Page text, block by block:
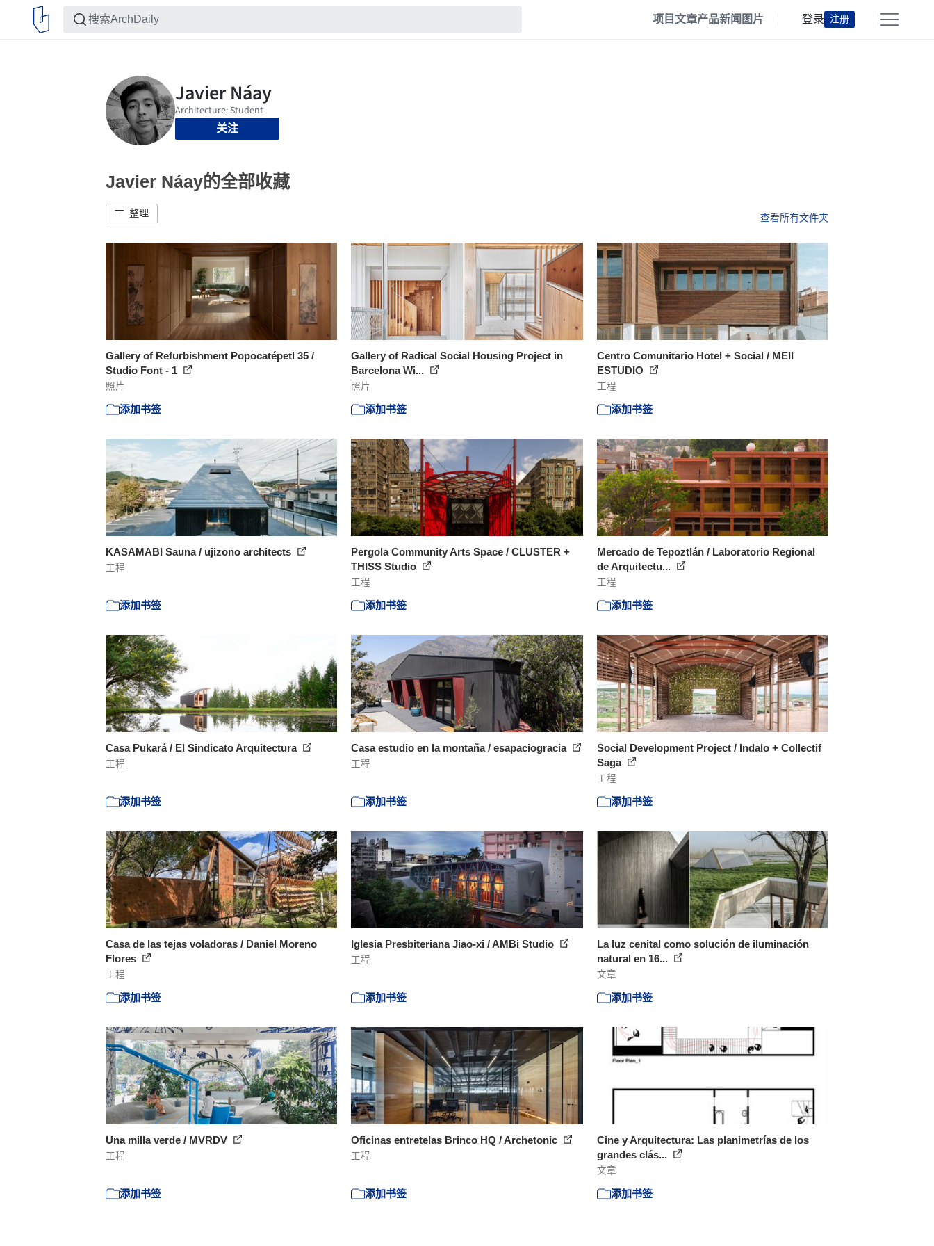
项目文章产品新闻 图片 登录 注册
关注
Javier Náay的全部收藏
整理 查看所有文件夹
Gallery of Refurbishment Popocatépetl 35 /
Studio Font - 1
照片
添加书签
Gallery of Radical Social Housing Project in
Barcelona Wi...
照片
添加书签
Centro Comunitario Hotel + Social / MEII
ESTUDIO
工程
添加书签
KASAMABI Sauna / ujizono architects
工程
添加书签
Pergola Community Arts Space / CLUSTER +
THISS Studio
工程
添加书签
Mercado de Tepoztlán / Laboratorio Regional
de Arquitectu...
工程
添加书签
Casa Pukará / El Sindicato Arquitectura
工程
添加书签
Casa estudio en la montaña / esapaciogracia
工程
添加书签
Social Development Project / Indalo + Collectif
Saga
工程
添加书签
Casa de las tejas voladoras / Daniel Moreno
Flores
工程
添加书签
Iglesia Presbiteriana Jiao-xi / AMBi Studio
工程
添加书签
La luz cenital como solución de iluminación
natural en 16...
文章
添加书签
Una milla verde / MVRDV
工程
添加书签
Oficinas entretelas Brinco HQ / Archetonic
工程
添加书签
Cine y Arquitectura: Las planimetrías de los
grandes clás...
文章
添加书签